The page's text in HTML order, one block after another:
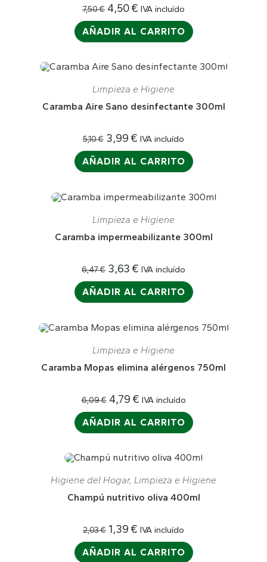
7,50€ El
precio
original
era:
4,50€ El
precio
actual
es:
IVA incluído
AÑADIR AL CARRITO
Limpieza e Higiene
Caramba Aire Sano desinfectante 300ml
5,10€ El
precio
original
era:
3,99 € El
precio
actual
es:
IVA incluído
AÑADIR AL CARRITO
Limpieza e Higiene
Caramba impermeabilizante 300ml
6,47€ El
precio
original
era:
3,63 € El
precio
actual
es:
IVA incluído
AÑADIR AL CARRITO
Limpieza e Higiene
Caramba Mopas elimina alérgenos 750ml
6,09€ El
precio
original
era:
4,79 €El
precio
actual
es:
IVA incluído
AÑADIR AL CARRITO
Higiene del Hogar, Limpieza e Higiene
Champú nutritivo oliva 400ml
2,03€ El
precio
original
era:
1,39 € El
precio
actual
es:
IVA incluído
AÑADIR AL CARRITO